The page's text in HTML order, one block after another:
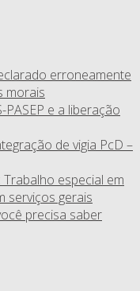
erroneamente
morais
PASEP e a liberação
de vigia PcD –
especial em
serviços gerais
precisa saber